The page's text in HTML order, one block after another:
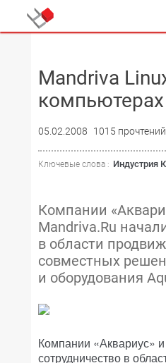
Mandriva
05.02.2008 1015 прочтений
Ключевые слова : Индустрия
Компании
Mandriva.Ru
в области
совместных
и оборудования
Компании «Аквариус»
сотрудничество в